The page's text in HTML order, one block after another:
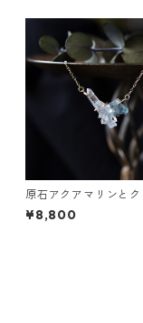
原石アクアマリンとク
のネックレス
¥8,800